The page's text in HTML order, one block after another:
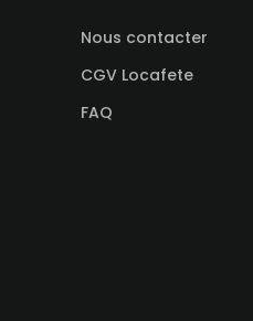
Nous contacter
CGV Locafete
FAQ